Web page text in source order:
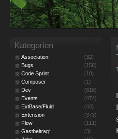
Kategorien
Association
(32)
Bugs
(156)
Code Sprint
(10)
Composer
(1)
Dev
(616)
Events
(474)
ExtBase/Fluid
(43)
Extension
(373)
Flow
(111)
Gastbeitrag*
(3)